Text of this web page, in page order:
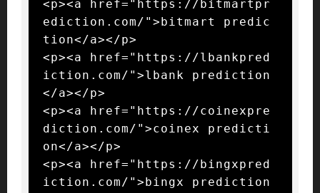
<p><a href="https://bitmartpr
ediction.com/">bitmart predic
tion</a></p>
<p><a href="https://lbankpred
iction.com/">lbank prediction
</a></p>
<p><a href="https://coinexpre
diction.com/">coinex predicti
on</a></p>
<p><a href="https://bingxpred
iction.com/">bingx prediction